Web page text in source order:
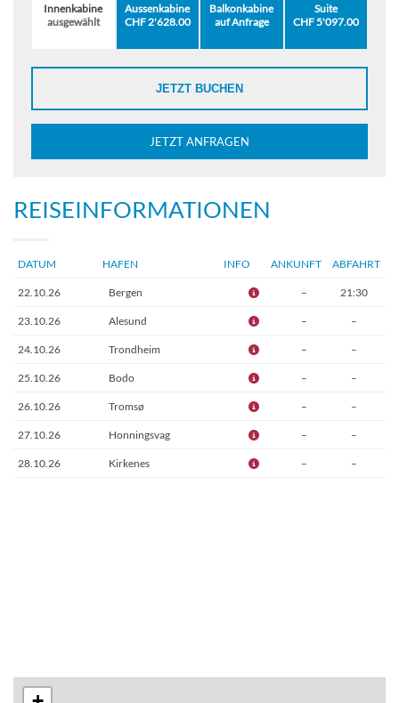
Innenkabine
ausgewählt
Aussenkabine
CHF 2'628.00
Balkonkabine
auf Anfrage
Suite
CHF 5'097.00
JETZT BUCHEN
JETZT ANFRAGEN
REISEINFORMATIONEN
DATUM HAFEN INFO ANKUNFT ABFAHRT
22.10.26 Bergen – 21:30
23.10.26 Alesund – –
24.10.26 Trondheim – –
25.10.26 Bodo – –
26.10.26 Tromsø – –
27.10.26 Honningsvag – –
28.10.26 Kirkenes – –